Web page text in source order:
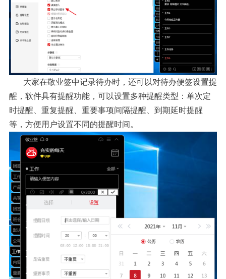
大家在敬业签中记录待办时，还可以对待办便签设置提
醒，软件具有提醒功能，可以设置多种提醒类型：单次定
时提醒、重复提醒、重要事项间隔提醒、到期延时提醒
等，方便用户设置不同的提醒时间。